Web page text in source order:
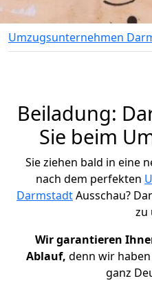
Umzugsunternehmen
Beiladung:
Sie beim
Sie ziehen bald in eine
nach dem perfekten
DarmstadtAusschau?
zu
Wir garantieren
Ablauf, denn wir
ganz